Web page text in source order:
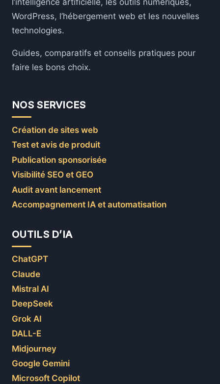
l’intelligence artificielle, les outils numériques,
WordPress, l’hébergement web et les nouvelles
technologies.
Guides, comparatifs et conseils pratiques pour
faire les bons choix.
NOS SERVICES
Création de sites web
Test et avis de produit
Publication sponsorisée
Visibilité SEO et GEO
Audit avant lancement
Accompagnement IA et automatisation
OUTILS D’IA
ChatGPT
Claude
Mistral AI
DeepSeek
Grok AI
DALL-E
Midjourney
Google Gemini
Microsoft Copilot